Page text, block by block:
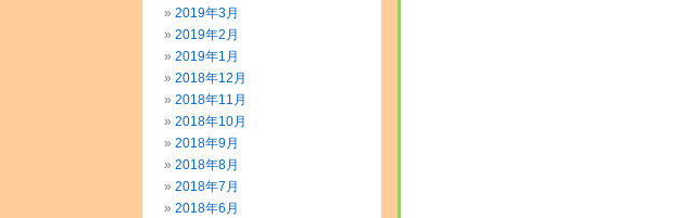
2019年3月
2019年2月
2019年1月
2018年12月
2018年11月
2018年10月
2018年9月
2018年8月
2018年7月
2018年6月